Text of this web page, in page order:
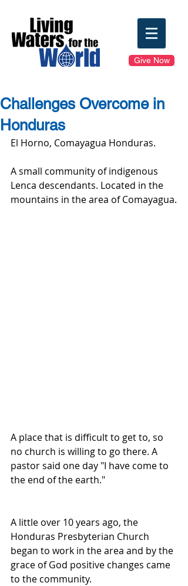
Give Now
Challenges Overcome in
Honduras
El Horno, Comayagua Honduras.
A small community of indigenous
Lenca descendants. Located in the
mountains in the area of Comayagua.
A place that is difficult to get to, so
no church is willing to go there. A
pastor said one day "I have come to
the end of the earth."
A little over 10 years ago, the
Honduras Presbyterian Church
began to work in the area and by the
grace of God positive changes came
to the community.